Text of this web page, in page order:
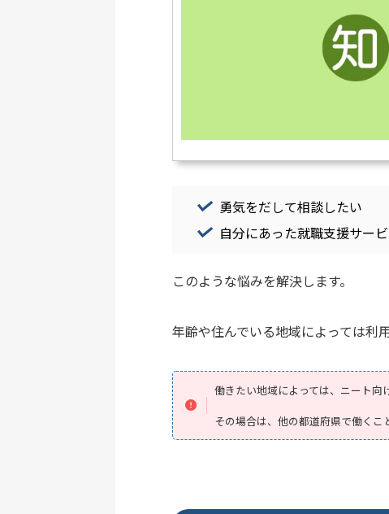
勇気をだして相談したい
自分にあった就職支援サー
このような悩みを解決します。
年齢や住んでいる地域によっては利
働きたい地域によっては、ニート向
その場合は、他の都道府県で働くこ